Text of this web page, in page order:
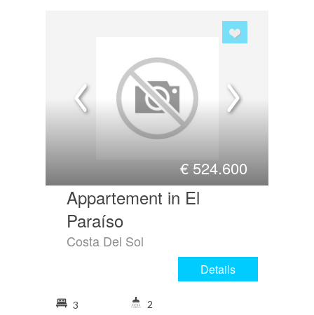
€ 524.600
Appartement in El
Paraíso
Costa Del Sol
Details
3 2